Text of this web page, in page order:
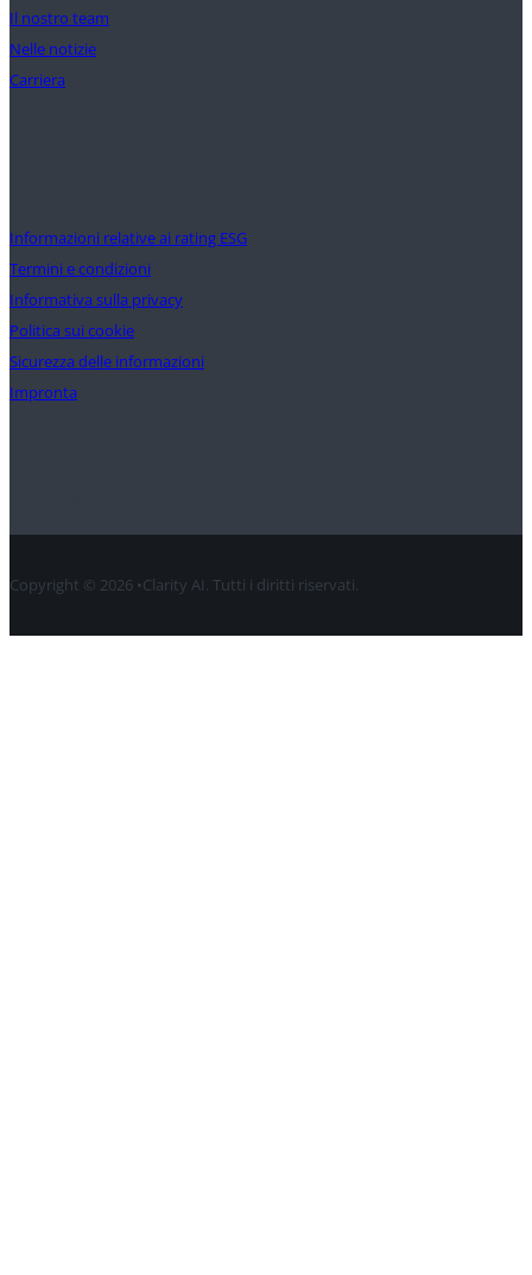
Il nostro team
Nelle notizie
Carriera
Informazioni relative ai rating ESG
Termini e condizioni
Informativa sulla privacy
Politica sui cookie
Sicurezza delle informazioni
Impronta
Copyright © 2026 •Clarity AI. Tutti i diritti riservati.